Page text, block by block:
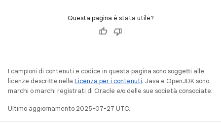
Questa pagina è stata utile?
I campioni di contenuti e codice in questa pagina sono soggetti alle
licenze descritte nella Licenza per i contenuti. Java e OpenJDK sono
marchi o marchi registrati di Oracle e/o delle sue società consociate.
Ultimo aggiornamento 2025-07-27 UTC.